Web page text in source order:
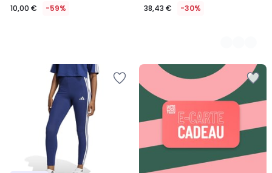
10,00 € -59% 38,43 € -30%